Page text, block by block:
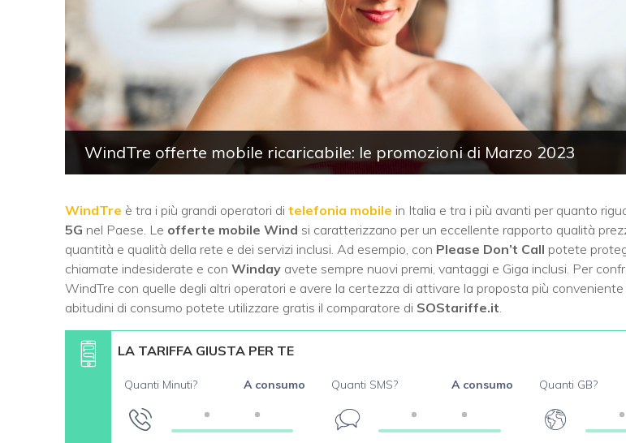
WindTre offerte mobile ricaricabile: le promozioni di Marzo 2023
WindTre è tra i più grandi operatori di telefonia mobile in Italia e tra i più avanti per quanto
5G nel Paese. Le offerte mobile Wind si caratterizzano per un eccellente rapporto qualità
quantità e qualità della rete e dei servizi inclusi. Ad esempio, con Please Don’t Call potete
chiamate indesiderate e con Winday avete sempre nuovi premi, vantaggi e Giga inclusi. Per
WindTre con quelle degli altri operatori e avere la certezza di attivare la proposta più
abitudini di consumo potete utilizzare gratis il comparatore di SOStariffe.it.
LA TARIFFA GIUSTA PER TE
Quanti Minuti? A consumo Quanti SMS? A consumo Quanti GB?